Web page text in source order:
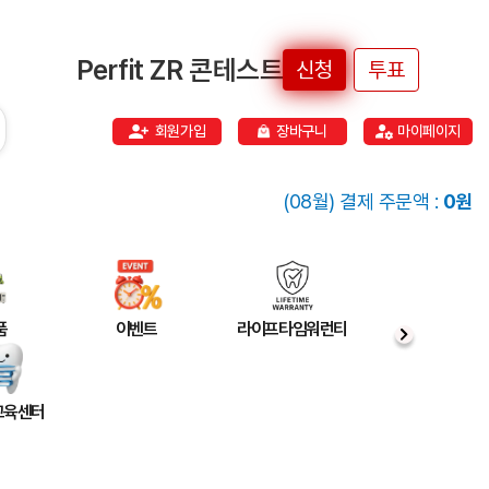
Perfit ZR 콘테스트 신청 투표
회원가입 장바구니 마이페이지
(08월) 결제 주문액 : 0원
이벤트 라이프타임워런티
센터